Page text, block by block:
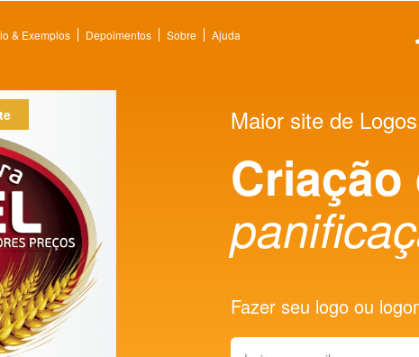
& Exemplos Depoimentos Sobre Ajuda
Maior site de
Criação
Fazer seu logo ou